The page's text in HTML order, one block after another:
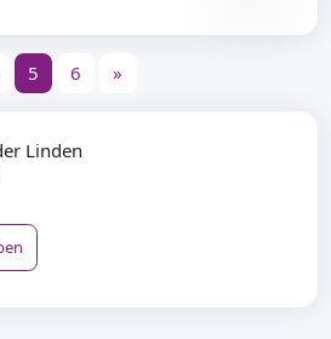
5 6 »
Linden